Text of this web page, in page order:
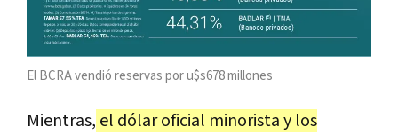
El BCRA vendió reservas por u$s678 millones
Mientras, el dólar oficial minorista y los